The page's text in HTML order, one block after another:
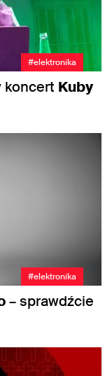
#elektronika
koncert Kuby
#elektronika
– sprawdźcie